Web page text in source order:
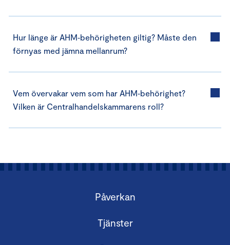
Hur länge är AHM‑behörigheten giltig? Måste den
förnyas med jämna mellanrum?
Vem övervakar vem som har AHM‑behörighet?
Vilken är Centralhandelskammarens roll?
Påverkan
Tjänster